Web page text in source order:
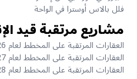
فلل بالاس أوسترا في الواحة
مشاريع مرتقبة قيد
العقارات المرتقبة على المخطط لعام 2026 في دبي
العقارات المرتقبة على المخطط لعام 2027 في دبي
العقارات المرتقبة على المخطط لعام 2028 في دبي